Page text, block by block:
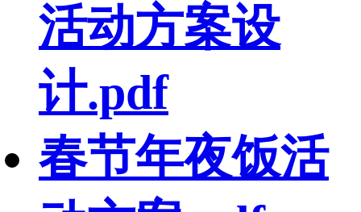
活动方案设
计.pdf
春节年夜饭活